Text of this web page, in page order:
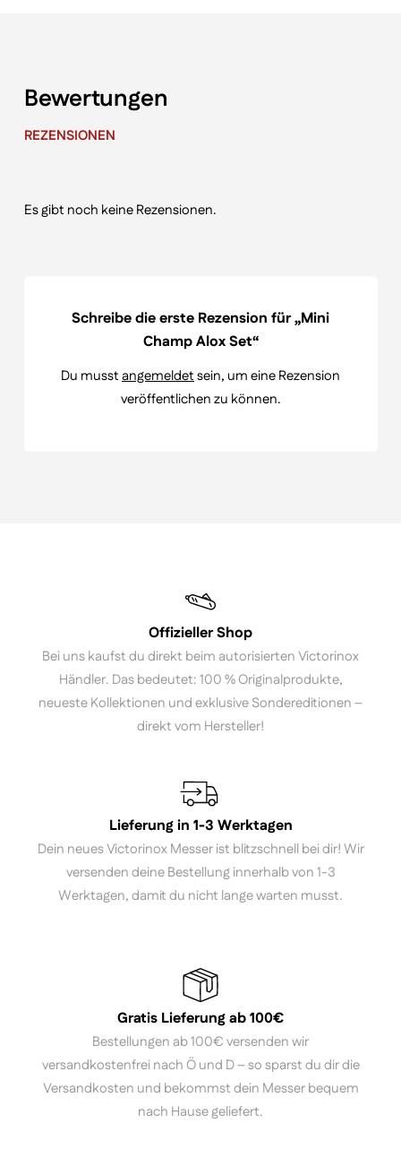
Bewertungen
REZENSIONEN
Es gibt noch keine Rezensionen.
Schreibe die erste Rezension für „Mini
Champ Alox Set“
Du musstangemeldetsein, um eine Rezension
veröffentlichen zu können.
Offizieller Shop
Bei uns kaufst du direkt beim autorisierten Victorinox
Händler. Das bedeutet: 100 % Originalprodukte,
neueste Kollektionen und exklusive Sondereditionen –
direkt vom Hersteller!
Lieferung in 1-3 Werktagen
Dein neues Victorinox Messer ist blitzschnell bei dir! Wir
versenden deine Bestellung innerhalb von 1-3
Werktagen, damit du nicht lange warten musst.
Gratis Lieferung ab 100€
Bestellungen ab 100€ versenden wir
versandkostenfrei nach Ö und D – so sparst du dir die
Versandkosten und bekommst dein Messer bequem
nach Hause geliefert.